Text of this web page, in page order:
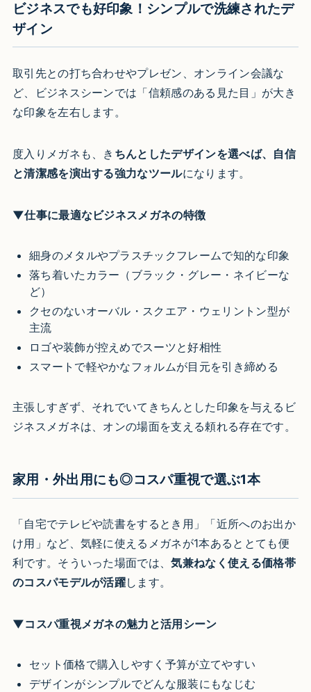
ビジネスでも好印象！シンプルで洗練されたデ
ザイン
取引先との打ち合わせやプレゼン、オンライン会議な
ど、ビジネスシーンでは「信頼感のある見た目」が大き
な印象を左右します。
度入りメガネも、き ちんとしたデザインを選べば、自信
と清潔感を演出する強力なツールになります。
▼仕事に最適なビジネスメガネの特徴
細身のメタルやプラスチックフレームで知的な印象
落ち着いたカラー（ブラック・グレー・ネイビーな
ど）
クセのないオーバル・スクエア・ウェリントン型が
主流
ロゴや装飾が控えめでスーツと好相性
スマートで軽やかなフォルムが目元を引き締める
主張しすぎず、それでいてきちんとした印象を与えるビ
ジネスメガネは、オンの場面を支える頼れる存在です。
家用・外出用にも◎コスパ重視で選ぶ1本
「自宅でテレビや読書をするとき用」「近所へのお出か
け用」など、気軽に使えるメガネが1本あるととても便
利です。そういった場面では、気兼ねなく使える価格帯
のコスパモデルが活躍します。
▼コスパ重視メガネの魅力と活用シーン
セット価格で購入しやすく予算が立てやすい
デザインがシンプルでどんな服装にもなじむ